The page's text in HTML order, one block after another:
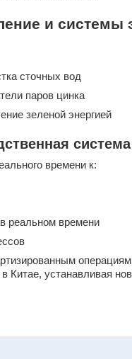
и системы
сточных вод
паров цинка
зеленой энергией
система
времени к:
реальном времени
Китае, устанавливая